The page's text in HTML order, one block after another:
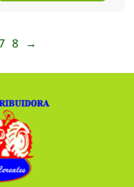
8 →